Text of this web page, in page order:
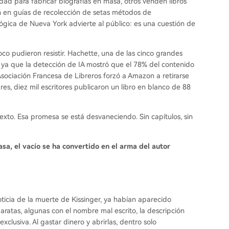
guías de recolección de setas métodos de
de Nueva York advierte al público: es una cuestión de
pudieron resistir. Hachette, una de las cinco grandes
que la detección de IA mostró que el 78% del contenido
Francesa de Libreros forzó a Amazon a retirarse
diez mil escritores publicaron un libro en blanco de 88
Esa promesa se está desvaneciendo. Sin capítulos, sin
el vacío se ha convertido en el arma del autor
de la muerte de Kissinger, ya habían aparecido
algunas con el nombre mal escrito, la descripción
Al gastar dinero y abrirlas, dentro solo